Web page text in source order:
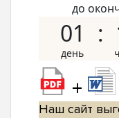
до
01
+
Наш сайт